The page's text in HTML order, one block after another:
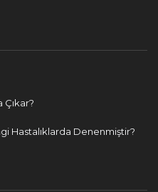
Çıkar?
Hastalıklarda Denenmiştir?